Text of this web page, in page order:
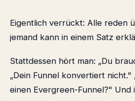
Eigentlich verrückt: Alle reden
jemand kann in einem Satz
Stattdessen hört man: „Du
„Dein Funnel konvertiert nicht."
einen Evergreen-Funnel?" Und